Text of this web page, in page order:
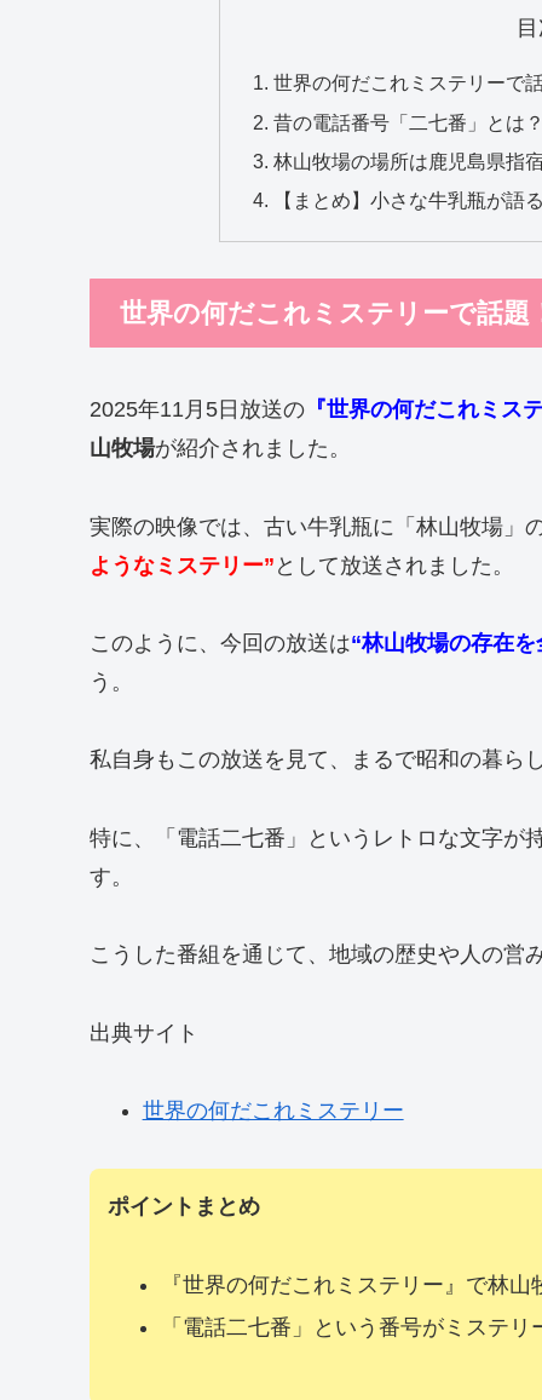
世界の何だこれミステリーで
昔の電話番号「二七番」とは
林山牧場の場所は鹿児島県指
【まとめ】小さな牛乳瓶が語
世界の何だこれミステリーで話題
2025年11月5日放送の 『世界の何だこれミス
山牧場が紹介されました。
実際の映像では、古い牛乳瓶に「林山牧場」
ようなミステリー” として放送されました。
このように、今回の放送は“林山牧場の存在
う。
私自身もこの放送を見て、まるで昭和の暮ら
特に、「電話二七番」というレトロな文字が
す。
こうした番組を通じて、地域の歴史や人の営
出典サイト
世界の何だこれミステリー
ポイントまとめ
『世界の何だこれミステリー』で林
「電話二七番」という番号がミステ